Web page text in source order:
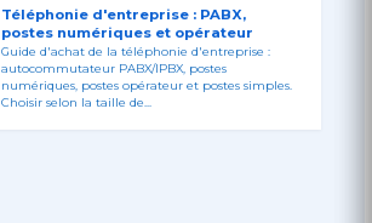
Téléphonie d'entreprise : PABX,
postes numériques et opérateur
Guide d'achat de la téléphonie d'entreprise :
autocommutateur PABX/IPBX, postes
numériques, postes opérateur et postes simples.
Choisir selon la taille de...